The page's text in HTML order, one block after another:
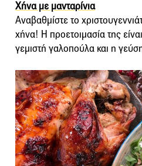
Χήνα με μανταρίνια
Αναβαθμίστε το
χήνα! Η προετοιμασία της
γεμιστή γαλοπούλα και η